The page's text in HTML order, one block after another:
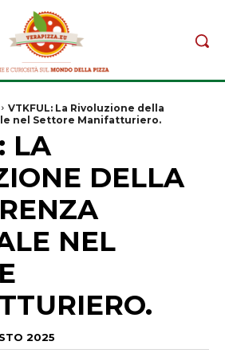
VTKFUL: La Rivoluzione della
nel Settore Manifatturiero.
LA
DELLA
NEL
2025